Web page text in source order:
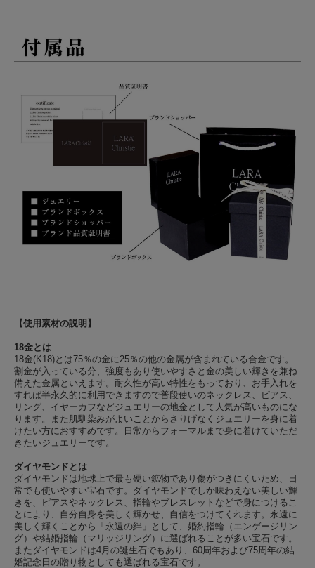
【使用素材の説明】
18金とは
18金(K18)とは75％の金に25％の他の金属が含まれている合金です。
割金が入っている分、強度もあり使いやすさと金の美しい輝きを兼ね
備えた金属といえます。耐久性が高い特性をもっており、お手入れを
すれば半永久的に利用できますので普段使いのネックレス、ピアス、
リング、イヤーカフなどジュエリーの地金として人気が高いものにな
ります。また肌馴染みがよいことからさりげなくジュエリーを身に着
けたい方におすすめです。日常からフォーマルまで身に着けていただ
きたいジュエリーです。
ダイヤモンドとは
ダイヤモンドは地球上で最も硬い鉱物であり傷がつきにくいため、日
常でも使いやすい宝石です。ダイヤモンドでしか味わえない美しい輝
きを、ピアスやネックレス、指輪やブレスレットなどで身につけるこ
とにより、自分自身を美しく輝かせ、自信をつけてくれます。永遠に
美しく輝くことから「永遠の絆」として、婚約指輪（エンゲージリン
グ）や結婚指輪（マリッジリング）に選ばれることが多い宝石です。
またダイヤモンドは4月の誕生石でもあり、60周年および75周年の結
婚記念日の贈り物としても選ばれる宝石です。